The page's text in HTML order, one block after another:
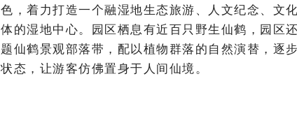
色，着力打造一个融湿地生态旅游、人文纪念、文
体的湿地中心。园区栖息有近百只野生仙鹤，园区
题仙鹤景观部落带，配以植物群落的自然演替，逐
状态，让游客仿佛置身于人间仙境。